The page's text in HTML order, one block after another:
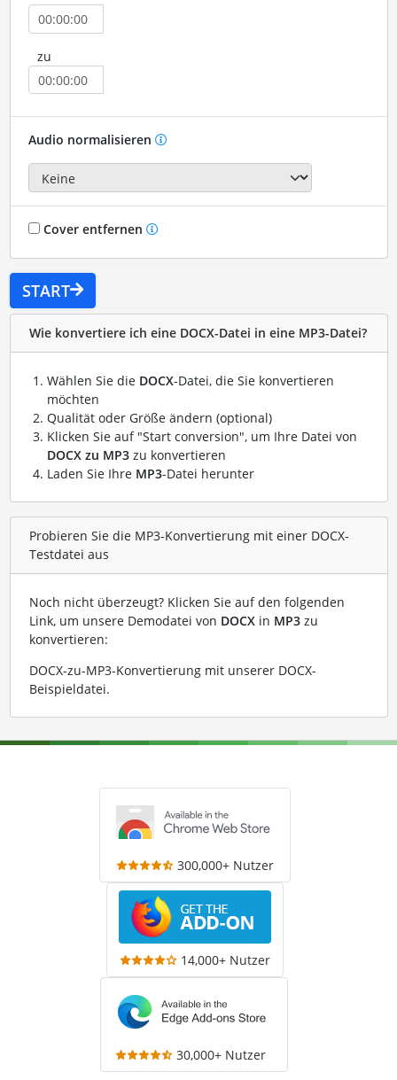
zu
Audio normalisieren
Cover entfernen
START
Wie konvertiere ich eine DOCX-Datei in eine MP3-Datei?
Wählen Sie die DOCX-Datei, die Sie konvertieren
möchten
Qualität oder Größe ändern (optional)
Klicken Sie auf "Start conversion", um Ihre Datei von
DOCX zu MP3zu konvertieren
Laden Sie Ihre MP3-Datei herunter
Probieren Sie die MP3-Konvertierung mit einer DOCX-
Testdatei aus
Noch nicht überzeugt? Klicken Sie auf den folgenden
Link, um unsere Demodatei von DOCXin MP3zu
konvertieren:
DOCX-zu-MP3-Konvertierung mit unserer DOCX-
Beispieldatei.
300,000+ Nutzer
14,000+ Nutzer
30,000+ Nutzer